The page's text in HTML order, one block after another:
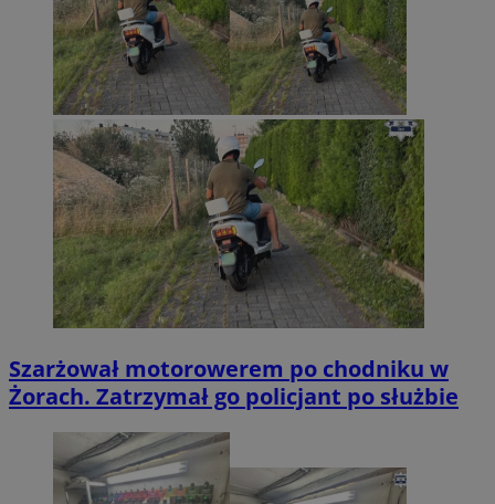
Szarżował motorowerem po chodniku w
Żorach. Zatrzymał go policjant po służbie